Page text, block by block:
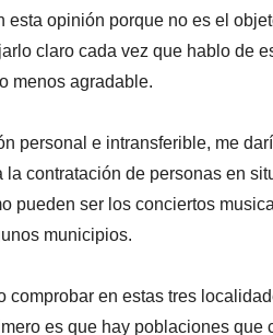
esta opinión porque no es el
claro cada vez que hablo de
menos agradable.
personal e intransferible, me
contratación de personas en
pueden ser los conciertos
municipios.
comprobar en estas tres
es que hay poblaciones que